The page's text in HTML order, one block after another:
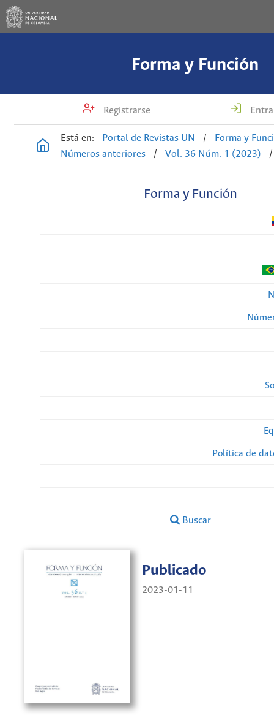
Forma y Función
Registrarse
Está en: Portal de Revistas UN /
Forma y
Números anteriores
/ Vol. 36 Núm. 1 (2023) /
Forma y Función
Política de
Buscar
Publicado
2023-01-11